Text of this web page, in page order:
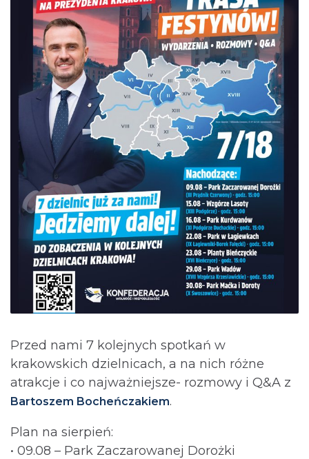
Przed nami 7 kolejnych spotkań w
krakowskich dzielnicach, a na nich różne
atrakcje i co najważniejsze- rozmowy i Q&A z
Bartoszem Bocheńczakiem.
Plan na sierpień:
• 09.08 – Park Zaczarowanej Dorożki